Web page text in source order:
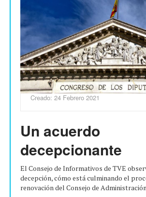
Creado: 24 Febrero 2021
Un acuerdo
decepcionante
El Consejo de Informativos de TVE
decepción, cómo está culminando el
renovación del Consejo de